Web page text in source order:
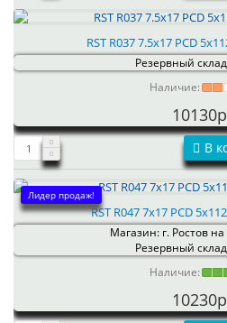
RST R037 7.5x17 PCD
Резервный
Наличие:
В
Лидер продаж!
RST R047 7x17 PCD
Магазин: г. Ростов
Резервный
Наличие: